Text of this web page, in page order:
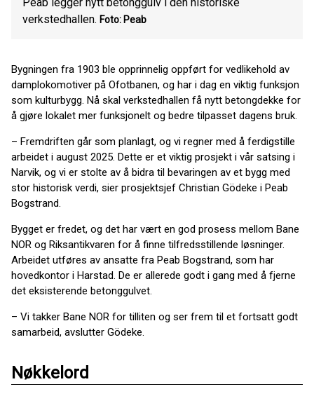
verkstedhallen. Foto: Peab
Bygningen fra 1903 ble opprinnelig oppført for vedlikehold av
damplokomotiver på Ofotbanen, og har i dag en viktig funksjon
som kulturbygg. Nå skal verkstedhallen få nytt betongdekke for
å gjøre lokalet mer funksjonelt og bedre tilpasset dagens bruk.
– Fremdriften går som planlagt, og vi regner med å ferdigstille
arbeidet i august 2025. Dette er et viktig prosjekt i vår satsing i
Narvik, og vi er stolte av å bidra til bevaringen av et bygg med
stor historisk verdi, sier prosjektsjef Christian Gödeke i Peab
Bogstrand.
Bygget er fredet, og det har vært en god prosess mellom Bane
NOR og Riksantikvaren for å finne tilfredsstillende løsninger.
Arbeidet utføres av ansatte fra Peab Bogstrand, som har
hovedkontor i Harstad. De er allerede godt i gang med å fjerne
det eksisterende betonggulvet.
– Vi takker Bane NOR for tilliten og ser frem til et fortsatt godt
samarbeid, avslutter Gödeke.
Nøkkelord